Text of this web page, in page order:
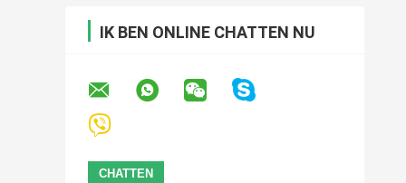
IK BEN ONLINE CHATTEN NU